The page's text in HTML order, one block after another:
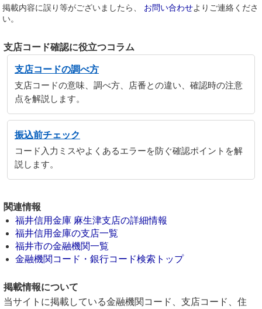
掲載内容に誤り等がございましたら、 お問い合わせよりご連絡くださ
い。
支店コード確認に役立つコラム
支店コードの調べ方
支店コードの意味、調べ方、店番との違い、確認時の注意
点を解説します。
振込前チェック
コード入力ミスやよくあるエラーを防ぐ確認ポイントを解
説します。
関連情報
福井信用金庫 麻生津支店の詳細情報
福井信用金庫の支店一覧
福井市の金融機関一覧
金融機関コード・銀行コード検索トップ
掲載情報について
当サイトに掲載している金融機関コード、支店コード、住